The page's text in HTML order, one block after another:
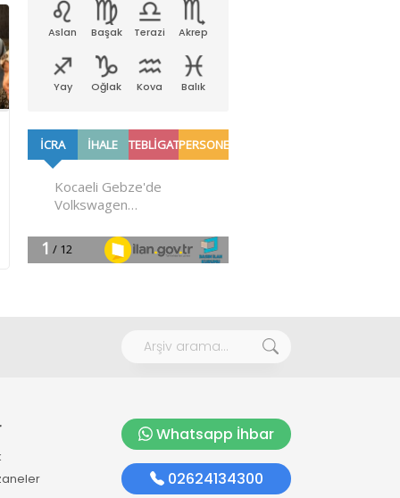
Aslan Başak Terazi Akrep
Yay Oğlak Kova Balık
Whatsapp İhbar
02624134300